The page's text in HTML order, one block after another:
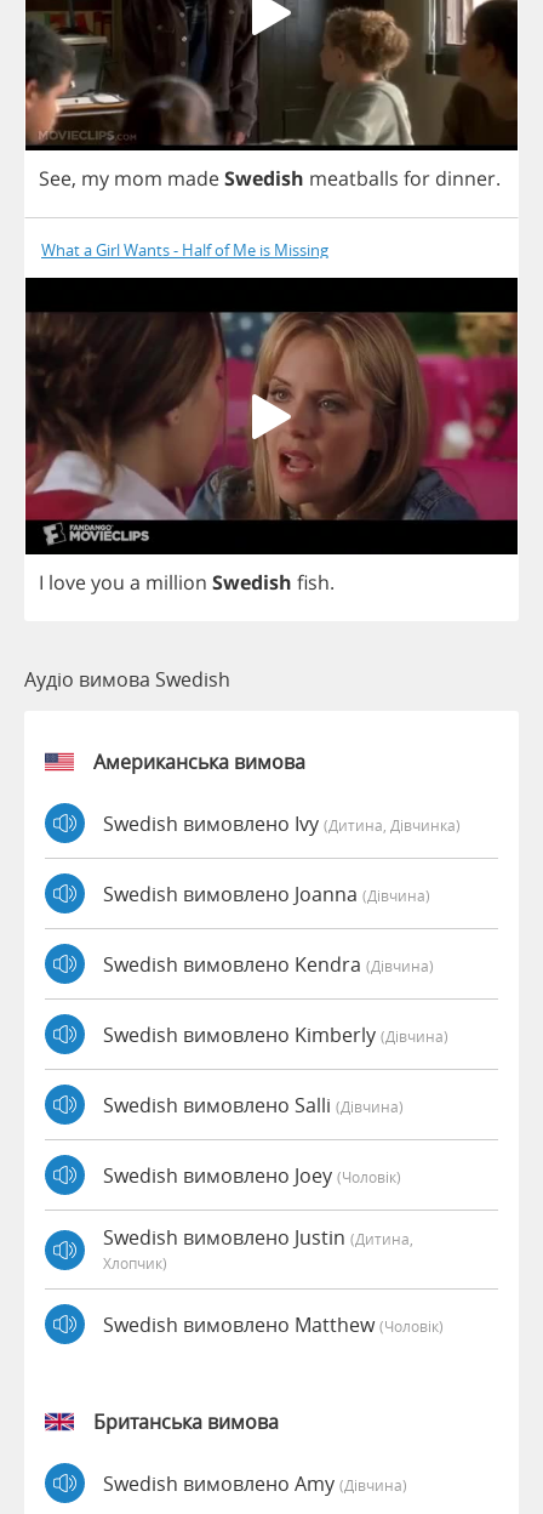
See, my mom madeSwedish meatballs for dinner.
What a Girl Wants - Half of Me is Missing
I loveyou a million Swedish fish.
Аудіо вимова Swedish
Американська вимова
Swedish вимовлено Ivy (дитина, Дівчинка)
Swedish вимовлено Joanna (дівчина)
Swedish вимовлено Kendra (дівчина)
Swedish вимовлено Kimberly (дівчина)
Swedish вимовлено Salli (дівчина)
Swedish вимовлено Joey (чоловік)
Swedish вимовлено Justin (дитина,
Хлопчик)
Swedish вимовлено Matthew(чоловік)
Британська вимова
Swedish вимовлено Amy (дівчина)